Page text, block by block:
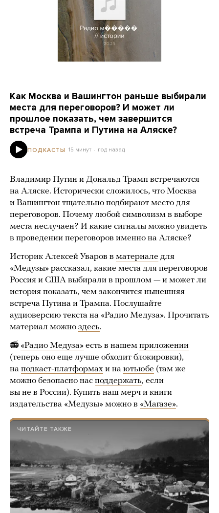
Как Москва и Вашингтон раньше выбирали
места для переговоров? И может ли
прошлое показать, чем завершится
встреча Трампа и Путина на Аляске?
ПОДКАСТЫ 15 минут год назад
Владимир Путин и Дональд Трамп встречаются
на Аляске. Исторически сложилось, что Москва
и Вашингтон тщательно подбирают место для
переговоров. Почему любой символизм в выборе
места неслучаен? И какие сигналы можно увидеть
в проведении переговоров именно на Аляске?
Историк Алексей Уваров в материале для
«Медузы» рассказал, какие места для переговоров
Россия и США выбирали в прошлом — и может ли
история показать, чем закончится нынешняя
встреча Путина и Трампа. Послушайте
аудиоверсию текста на «Радио Медуза». Прочитать
материал можно здесь.
📻 «Радио Медуза» есть в нашем приложении
(теперь оно еще лучше обходит блокировки),
на подкаст-платформах и на ютьюбе (там же
можно безопасно нас поддержать, если
вы не в России). Купить наш мерч и книги
издательства «Медузы» можно в «Магазе».
ЧИТАЙТЕ ТАКЖЕ